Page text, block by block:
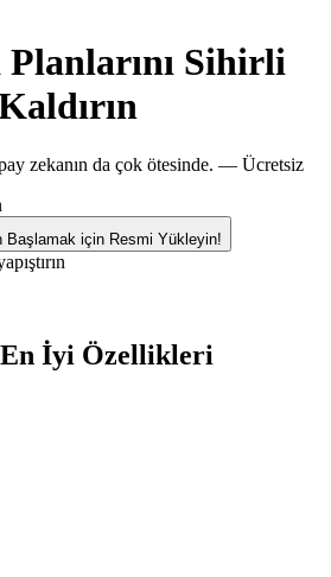
Sihirli
zekanın da çok ötesinde. — Ücretsiz
Başlamak için Resmi Yükleyin!
İyi Özellikleri